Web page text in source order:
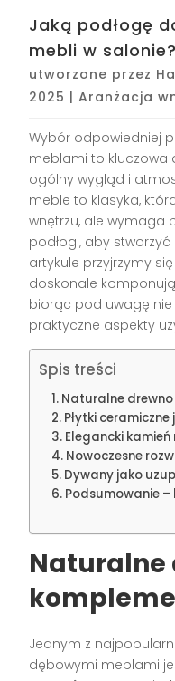
Jaką podłogę
mebli w salonie?
utworzone przez
2025 |Aranżacja
Wybór odpowiedniej
meblami to kluczowa
ogólny wygląd i
meble to klasyka,
wnętrzu, ale wymaga
podłogi, aby
artykule przyjrzymy
doskonale
biorąc pod uwagę nie
praktyczne aspekty
Spis treści
Naturalne
Płytki
Elegancki
Nowoczesne
Dywany jako
Podsumowanie
Naturalne
Jednym z
dębowymi meblami